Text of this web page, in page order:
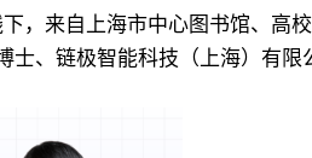
，来自上海市中心图书馆、高
士、链极智能科技（上海）有限